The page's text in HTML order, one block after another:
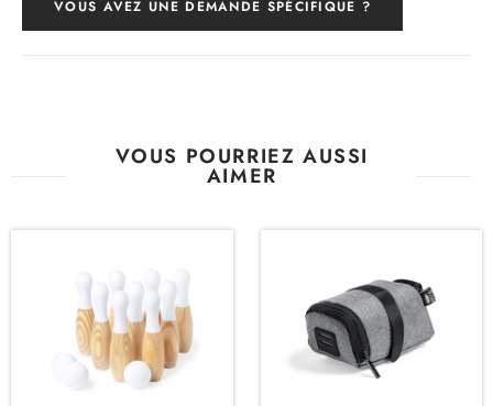
VOUS AVEZ UNE DEMANDE SPÉCIFIQUE ?
VOUS POURRIEZ AUSSI
AIMER